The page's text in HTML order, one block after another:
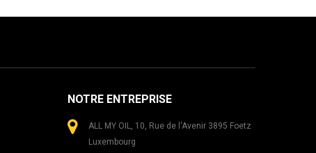
NOTRE ENTREPRISE
ALL MY OIL, 10, Rue de l'Avenir 3895 Foetz
Luxembourg